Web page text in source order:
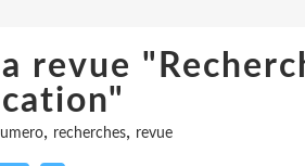
revue
, recherches, revue